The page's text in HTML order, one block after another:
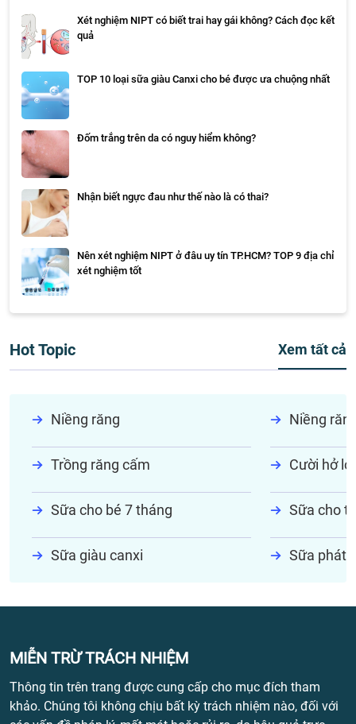
Xét nghiệm NIPT có biết trai hay gái không? Cách đọc kết
quả
TOP 10 loại sữa giàu Canxi cho bé được ưa chuộng nhất
Đốm trắng trên da có nguy hiểm không?
Nhận biết ngực đau như thế nào là có thai?
Nên xét nghiệm NIPT ở đâu uy tín TP.HCM? TOP 9 địa chỉ
xét nghiệm tốt
Hot Topic Xem tất cả
Niềng răng Niềng
Trồng răng cấm Cười hở lợi
Sữa cho bé 7 tháng Sữa cho
Sữa giàu canxi Sữa phát
MIỄN TRỪ TRÁCH NHIỆM
Thông tin trên trang được cung cấp cho mục đích tham
khảo. Chúng tôi không chịu bất kỳ trách nhiệm nào, đối với